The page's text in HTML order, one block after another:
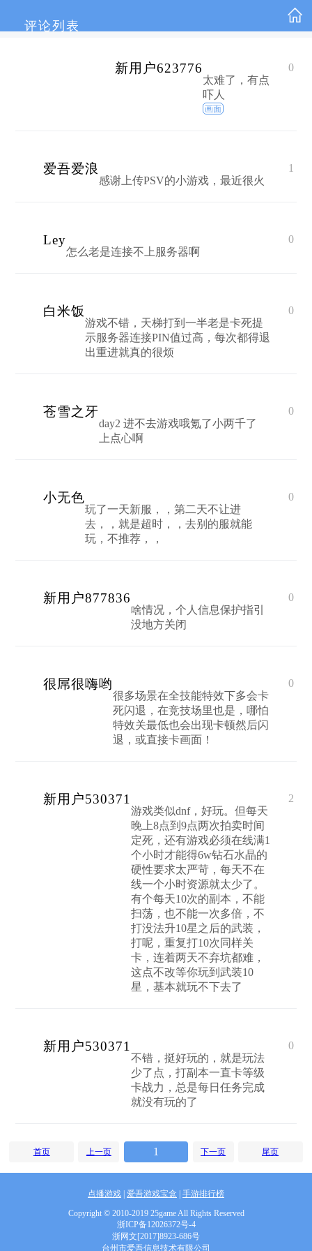
评论列表
新用户623776
0
太难了，有点
吓人
画面
爱吾爱浪
1
感谢上传PSV的小游戏，最近很火
Ley
0
怎么老是连接不上服务器啊
白米饭
0
游戏不错，天梯打到一半老是卡死提
示服务器连接PIN值过高，每次都得退
出重进就真的很烦
苍雪之牙
0
day2 进不去游戏哦氪了小两千了
上点心啊
小无色
0
玩了一天新服，，第二天不让进
去，，就是超时，，去别的服就能
玩，不推荐，，
新用户877836
0
啥情况，个人信息保护指引
没地方关闭
很屌很嗨哟
0
很多场景在全技能特效下多会卡
死闪退，在竞技场里也是，哪怕
特效关最低也会出现卡顿然后闪
退，或直接卡画面！
新用户530371
2
游戏类似dnf，好玩。但每天
晚上8点到9点两次拍卖时间
定死，还有游戏必须在线满1
个小时才能得6w钻石水晶的
硬性要求太严苛，每天不在
线一个小时资源就太少了。
有个每天10次的副本，不能
扫荡，也不能一次多倍，不
打没法升10星之后的武装，
打呢，重复打10次同样关
卡，连着两天不弃坑都难，
这点不改等你玩到武装10
星，基本就玩不下去了
新用户530371
0
不错，挺好玩的，就是玩法
少了点，打副本一直卡等级
卡战力，总是每日任务完成
就没有玩的了
首页 上一页 1 下一页 尾页
点播游戏 爱吾游戏宝盒
手游排行榜
Copyright © 2010-2019 25game All Rights Reserved
浙ICP备12026372号-4
浙网文[2017]8923-686号
台州市爱吾信息技术有限公司